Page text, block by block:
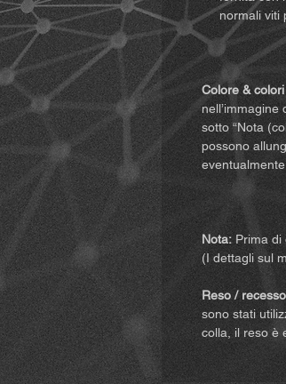
normali viti
Colore &
sotto “Nota
possono
Nota: Prima di
(I dettagli sul
Reso /
sono stati
colla, il reso è